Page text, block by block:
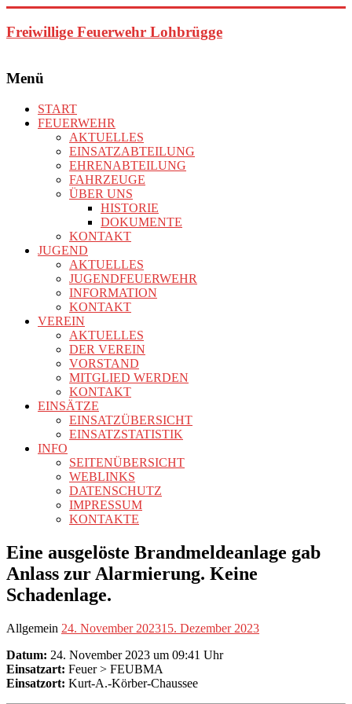
Inhalt
springen
Freiwillige Feuerwehr Lohbrügge
Menü
START
FEUERWEHR
AKTUELLES
EINSATZABTEILUNG
EHRENABTEILUNG
FAHRZEUGE
ÜBER UNS
HISTORIE
DOKUMENTE
KONTAKT
JUGEND
AKTUELLES
JUGENDFEUERWEHR
INFORMATION
KONTAKT
VEREIN
AKTUELLES
DER VEREIN
VORSTAND
MITGLIED WERDEN
KONTAKT
EINSÄTZE
EINSATZÜBERSICHT
EINSATZSTATISTIK
INFO
SEITENÜBERSICHT
WEBLINKS
DATENSCHUTZ
IMPRESSUM
KONTAKTE
Eine ausgelöste Brandmeldeanlage gab
Anlass zur Alarmierung. Keine
Schadenlage.
Allgemein 24. November 202315. Dezember 2023
Datum: 24. November 2023 um 09:41 Uhr
Einsatzart: Feuer > FEUBMA
Einsatzort: Kurt-A.-Körber-Chaussee